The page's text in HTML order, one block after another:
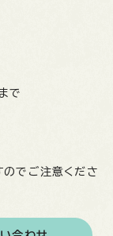
で
でご注意くださ